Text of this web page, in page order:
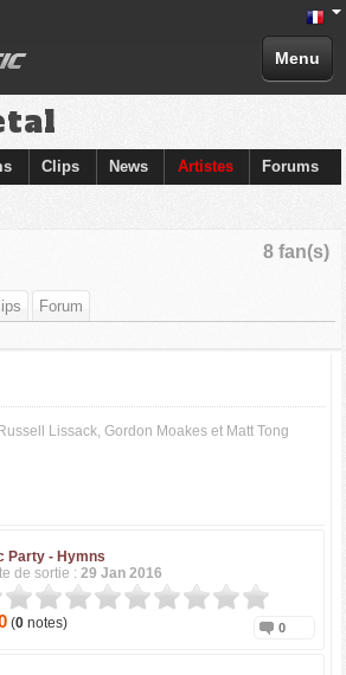
Menu
Clips News Artistes Forums
8 fan(s)
Forum
Lissack, Gordon Moakes et Matt Tong
Party - Hymns
de sortie :29 Jan 2016
(0 notes) 0